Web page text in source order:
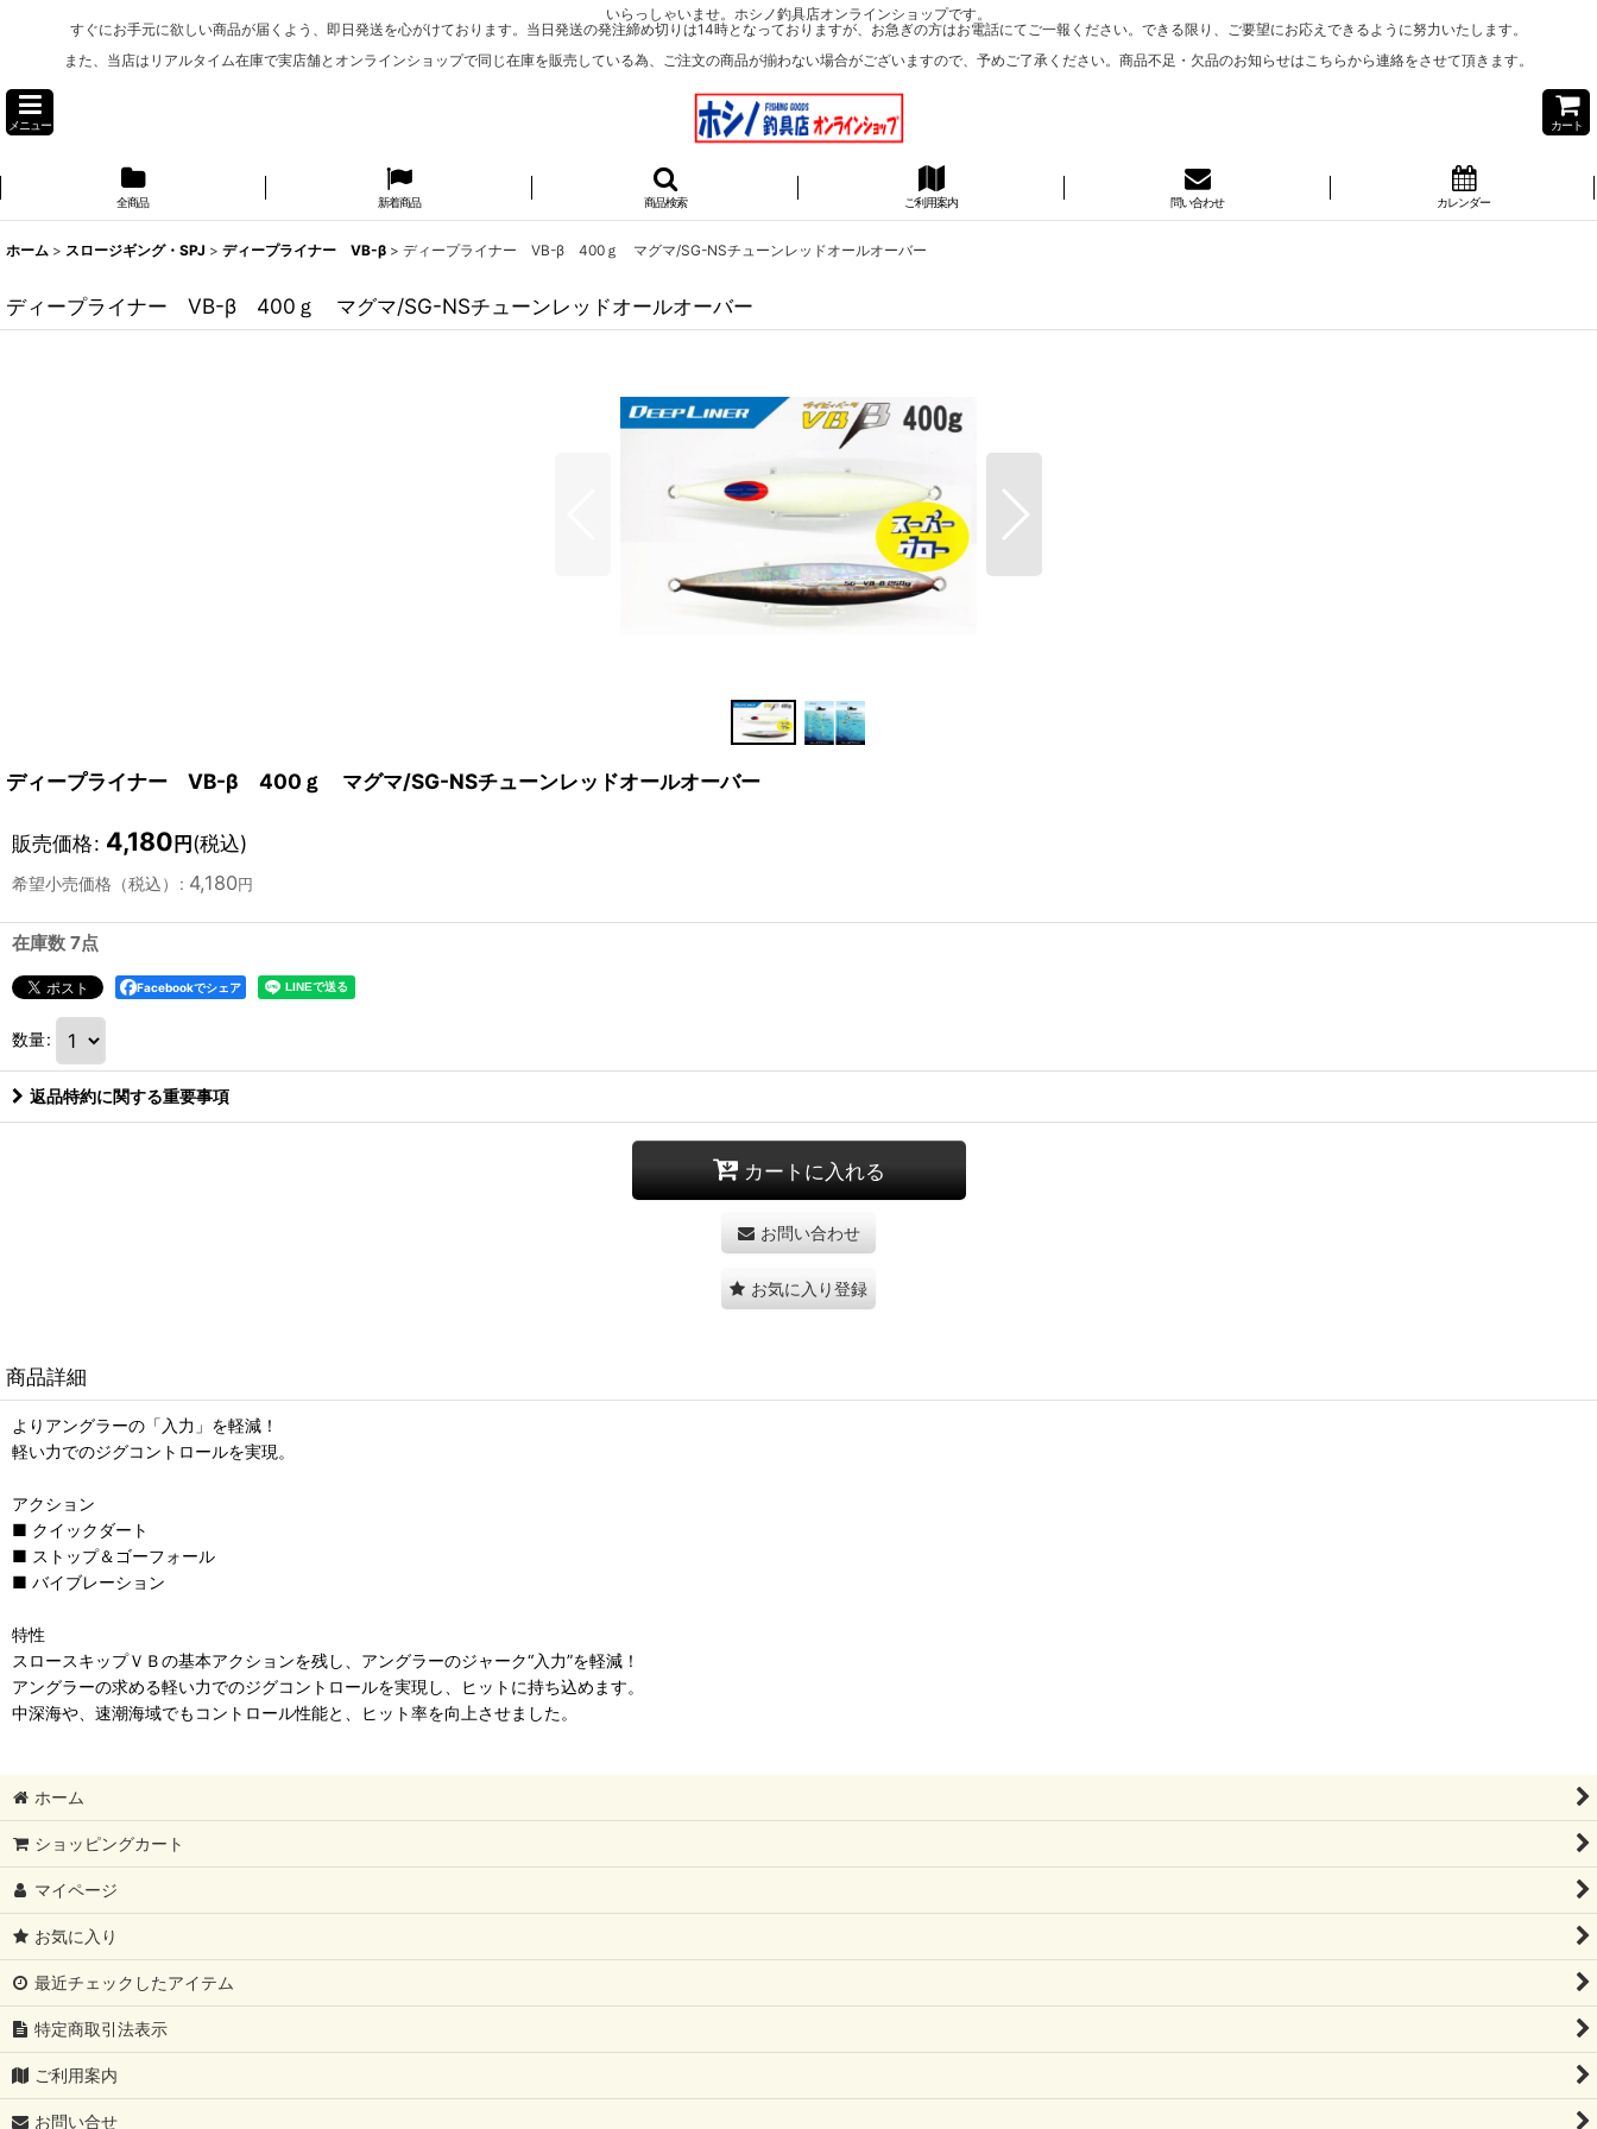
いらっしゃいませ。ホシノ釣具店オンラインショップです。
すぐにお手元に欲しい商品が届くよう、即日発送を心がけております。当日発送の発注締め切りは14時となっておりますが、お急ぎの方はお電話にてご一報ください。できる限り、ご要望にお応えできるように努力いたします。
また、当店はリアルタイム在庫で実店舗とオンラインショップで同じ在庫を販売している為、ご注文の商品が揃わない場合がございますので、予めご了承ください。商品不足・欠品のお知らせはこちらから連絡をさせて頂きます。
メニュー カート
全商品 新着商品 商品検索 ご利用案内 問い合わせ カレンダー
ホーム > スロージギング・SPJ > ディープライナー VB-β > ディープライナー VB-β 400ｇ マグマ/SG-NSチューンレッドオールオーバー
ディープライナー VB-β 400ｇ マグマ/SG-NSチューンレッドオールオーバー
ディープライナー VB-β 400ｇ マグマ/SG-NSチューンレッドオールオーバー
販売価格: 4,180 円 (税込)
希望小売価格（税込） : 4,180円
在庫数 7点
Facebookでシェア
数量:
返品特約に関する重要事項
カートに入れる
お問い合わせ
お気に入り登録
商品詳細
よりアングラーの「入力」を軽減！
軽い力でのジグコントロールを実現。
アクション
■ クイックダート
■ ストップ＆ゴーフォール
■ バイブレーション
特性
スロースキップＶＢの基本アクションを残し、アングラーのジャーク“入力”を軽減！
アングラーの求める軽い力でのジグコントロールを実現し、ヒットに持ち込めます。
中深海や、速潮海域でもコントロール性能と、ヒット率を向上させました。
ホーム
ショッピングカート
マイページ
お気に入り
最近チェックしたアイテム
特定商取引法表示
ご利用案内
お問い合せ